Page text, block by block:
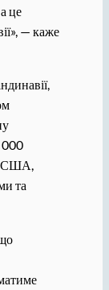
це
— каже
000
США,
та